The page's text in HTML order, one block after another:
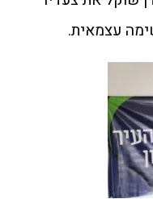
עצמאית.